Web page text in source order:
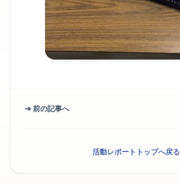
➔ 前の記事へ
活動レポートトップへ戻る